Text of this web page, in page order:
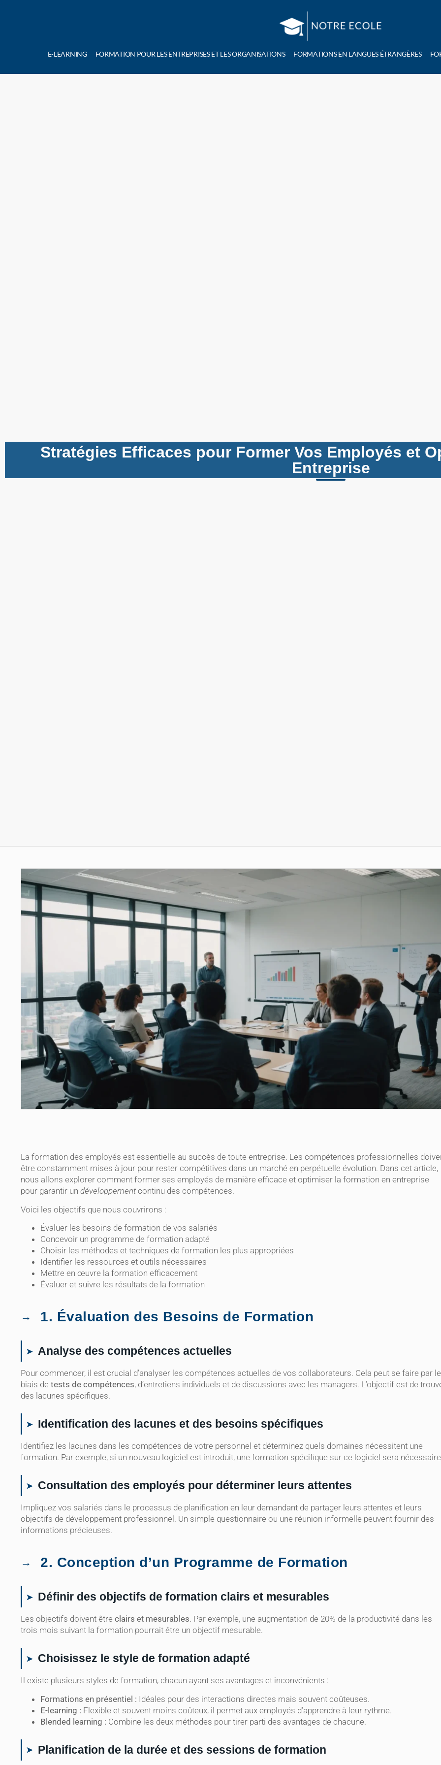
E-LEARNING FORMATION POUR LES ENTREPRISES ET LES ORGANISATIONS FORMATIONS EN LANGUES ÉTRANGÈRES
Stratégies Efficaces pour Former Vos Employés et
Entreprise
La formation des employés est essentielle au succès de toute entreprise. Les compétences professionnelles
être constamment mises à jour pour rester compétitives dans un marché en perpétuelle évolution. Dans cet article,
nous allons explorer comment former ses employés de manière efficace et optimiser la formation en entreprise
pour garantir un développementcontinu des compétences.
Voici les objectifs que nous couvrirons :
Évaluer les besoins de formation de vos salariés
Concevoir un programme de formation adapté
Choisir les méthodes et techniques de formation les plus appropriées
Identifier les ressources et outils nécessaires
Mettre en œuvre la formation efficacement
Évaluer et suivre les résultats de la formation
1. Évaluation des Besoins de Formation
Analyse des compétences actuelles
Pour commencer, il est crucial d’analyser les compétences actuelles de vos collaborateurs. Cela peut se faire par le
biais de tests de compétences, d’entretiens individuels et de discussions avec les managers. L’objectif est de
des lacunes spécifiques.
Identification des lacunes et des besoins spécifiques
Identifiez les lacunes dans les compétences de votre personnel et déterminez quels domaines nécessitent une
formation. Par exemple, si un nouveau logiciel est introduit, une formation spécifique sur ce logiciel sera
Consultation des employés pour déterminer leurs attentes
Impliquez vos salariés dans le processus de planification en leur demandant de partager leurs attentes et leurs
objectifs de développement professionnel. Un simple questionnaire ou une réunion informelle peuvent fournir des
informations précieuses.
2. Conception d’un Programme de Formation
Définir des objectifs de formation clairs et mesurables
Les objectifs doivent être clairs et mesurables. Par exemple, une augmentation de 20% de la productivité dans les
trois mois suivant la formation pourrait être un objectif mesurable.
Choisissez le style de formation adapté
Il existe plusieurs styles de formation, chacun ayant ses avantages et inconvénients :
Formations en présentiel : Idéales pour des interactions directes mais souvent coûteuses.
E-learning : Flexible et souvent moins coûteux, il permet aux employés d’apprendre à leur rythme.
Blended learning : Combine les deux méthodes pour tirer parti des avantages de chacune.
Planification de la durée et des sessions de formation